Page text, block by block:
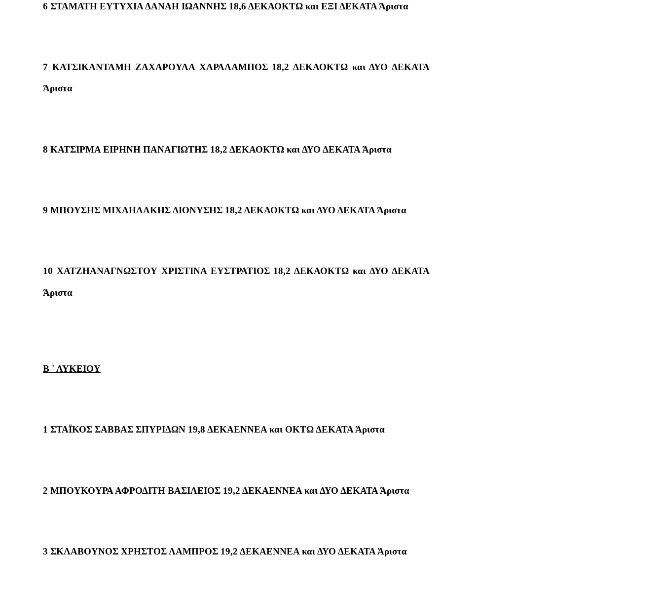
6 ΣΤΑΜΑΤΗ ΕΥΤΥΧΙΑ ΔΑΝΑΗ ΙΩΑΝΝΗΣ 18,6 ΔΕΚΑΟΚΤΩ και ΕΞΙ ΔΕΚΑΤΑ Άριστα
7 ΚΑΤΣΙΚΑΝΤΑΜΗ ΖΑΧΑΡΟΥΛΑ ΧΑΡΑΛΑΜΠΟΣ 18,2 ΔΕΚΑΟΚΤΩ και ΔΥΟ ΔΕΚΑΤΑ
Άριστα
8 ΚΑΤΣΙΡΜΑ ΕΙΡΗΝΗ ΠΑΝΑΓΙΩΤΗΣ 18,2 ΔΕΚΑΟΚΤΩ και ΔΥΟ ΔΕΚΑΤΑ Άριστα
9 ΜΠΟΥΣΗΣ ΜΙΧΑΗΛΑΚΗΣ ΔΙΟΝΥΣΗΣ 18,2 ΔΕΚΑΟΚΤΩ και ΔΥΟ ΔΕΚΑΤΑ Άριστα
10 ΧΑΤΖΗΑΝΑΓΝΩΣΤΟΥ ΧΡΙΣΤΙΝΑ ΕΥΣΤΡΑΤΙΟΣ 18,2 ΔΕΚΑΟΚΤΩ και ΔΥΟ ΔΕΚΑΤΑ
Άριστα
Β ' ΛΥΚΕΙΟΥ
1 ΣΤΑΪΚΟΣ ΣΑΒΒΑΣ ΣΠΥΡΙΔΩΝ 19,8 ΔΕΚΑΕΝΝΕΑ και ΟΚΤΩ ΔΕΚΑΤΑ Άριστα
2 ΜΠΟΥΚΟΥΡΑ ΑΦΡΟΔΙΤΗ ΒΑΣΙΛΕΙΟΣ 19,2 ΔΕΚΑΕΝΝΕΑ και ΔΥΟ ΔΕΚΑΤΑ Άριστα
3 ΣΚΛΑΒΟΥΝΟΣ ΧΡΗΣΤΟΣ ΛΑΜΠΡΟΣ 19,2 ΔΕΚΑΕΝΝΕΑ και ΔΥΟ ΔΕΚΑΤΑ Άριστα